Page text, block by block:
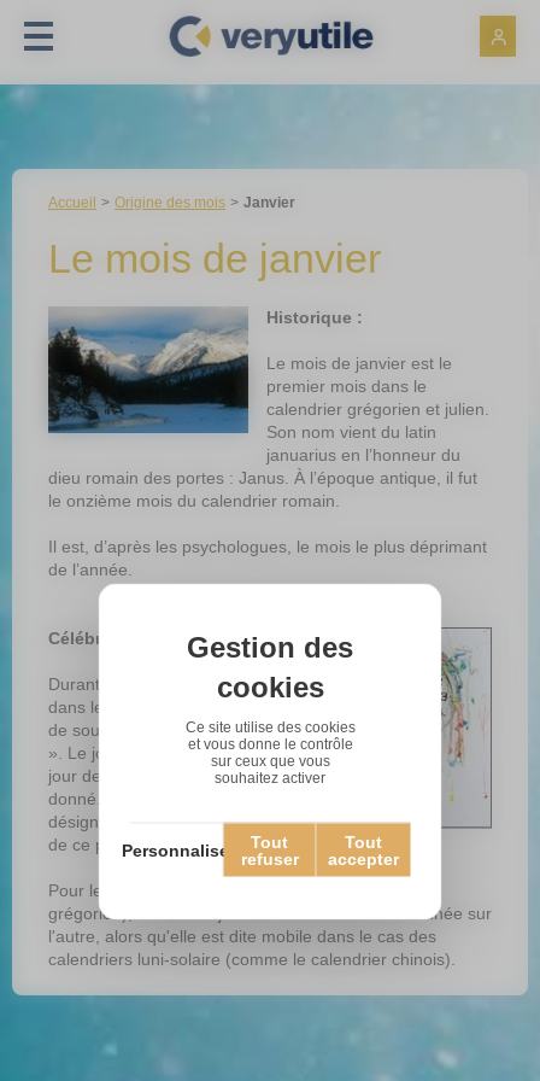
Accueil Origine des mois Janvier
Le mois de janvier
Historique :
Le mois de janvier est le
premier mois dans le
calendrier grégorien et julien.
Son nom vient du latin
januarius en l’honneur du
dieu romain des portes : Janus. À l’époque antique, il fut
le onzième mois du calendrier romain.
Il est, d’après les psychologues, le mois le plus déprimant
de l’année.
Célébration de janvier :
Durant ce mois, il est coutume
dans les sociétés occidentales
de souhaiter la « bonne année
». Le jour de l'An est le premier
jour de l'année d'un calendrier
donné. Par extension le terme
désigne aussi les célébrations
de ce premier jour.
Pour les calendriers solaires (comme le calendrier
grégorien), la date du jour de l'An est fixe d'une année sur
l'autre, alors qu'elle est dite mobile dans le cas des
calendriers luni-solaire (comme le calendrier chinois).
Gestion des
cookies
Ce site utilise des cookies
et vous donne le contrôle
sur ceux que vous
souhaitez activer
Tout
accepter
Tout
refuser
Personnaliser